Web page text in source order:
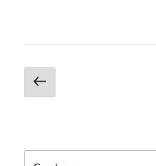
Beitragsnavigation
Vorherige
Seite